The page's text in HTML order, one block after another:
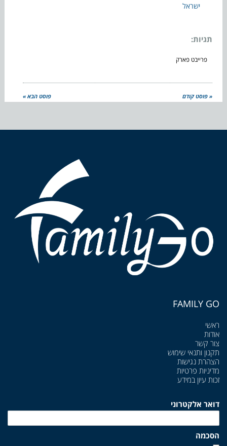
ישראל
תגיות:
פרייבט פארק
« פוסט קודם פוסט הבא »
FAMILY GO
ראשי
אודות
צור קשר
תקנון ותנאי שימוש
הצהרת נגישות
מדיניות פרטיות
זכות עיון במידע
דואר אלקטרוני
הסכמה